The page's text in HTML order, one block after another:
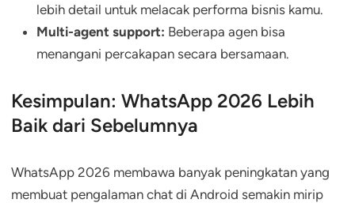
lebih detail untuk melacak performa bisnis kamu.
Multi-agent support: Beberapa agen bisa
menangani percakapan secara bersamaan.
Kesimpulan: WhatsApp 2026 Lebih
Baik dari Sebelumnya
WhatsApp 2026 membawa banyak peningkatan yang
membuat pengalaman chat di Android semakin mirip